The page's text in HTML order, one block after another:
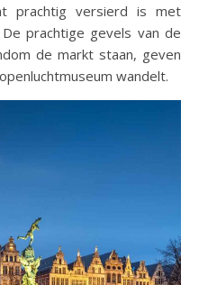
prachtig versierd is met
prachtige gevels van de
de markt staan, geven
wandelt.